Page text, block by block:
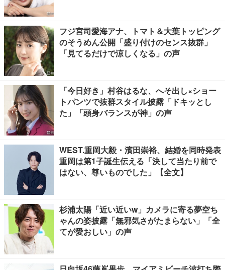
フジ宮司愛海アナ、トマト＆大葉トッピング
のそうめん公開「盛り付けのセンス抜群」
「見てるだけで涼しくなる」の声
「今日好き」村谷はるな、へそ出し×ショー
トパンツで抜群スタイル披露「ドキッとし
た」「頭身バランスが神」の声
WEST.重岡大毅・濱田崇裕、結婚を同時発表
重岡は第1子誕生伝える「決して当たり前で
はない、尊いものでした」【全文】
杉浦太陽「近い近いw」カメラに寄る夢空ち
ゃんの姿披露「無邪気さがたまらない」「全
てが愛おしい」の声